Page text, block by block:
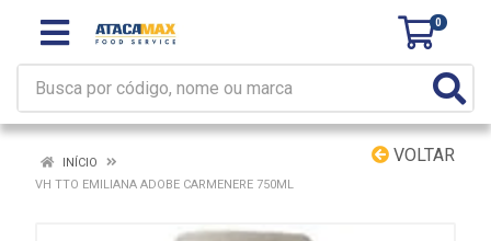
0
VOLTAR
INÍCIO
VH TTO EMILIANA ADOBE CARMENERE 750ML